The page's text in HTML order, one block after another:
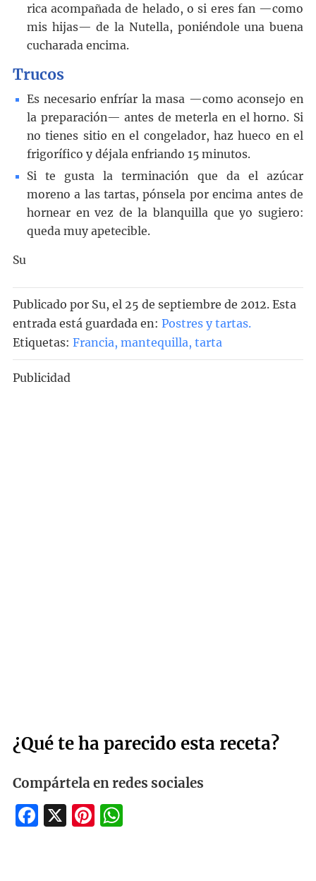
rica acompañada de helado, o si eres fan —como
mis hijas— de la Nutella, poniéndole una buena
cucharada encima.
Trucos
Es necesario enfríar la masa —como aconsejo en
la preparación— antes de meterla en el horno. Si
no tienes sitio en el congelador, haz hueco en el
frigorífico y déjala enfriando 15 minutos.
Si te gusta la terminación que da el azúcar
moreno a las tartas, pónsela por encima antes de
hornear en vez de la blanquilla que yo sugiero:
queda muy apetecible.
Su
Publicado por Su, el 25 de septiembre de 2012. Esta
entrada está guardada en: Postres y tartas.
Etiquetas: Francia, mantequilla, tarta
Publicidad
¿Qué te ha parecido esta receta?
Compártela en redes sociales
Facebook
X Pinterest
WhatsApp